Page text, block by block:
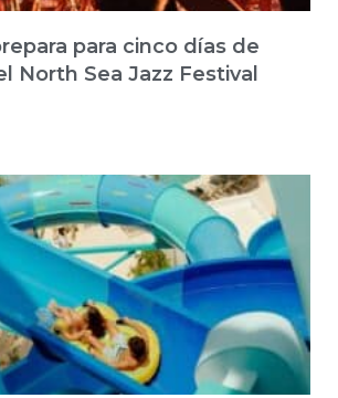
para cinco días de
North Sea Jazz Festival